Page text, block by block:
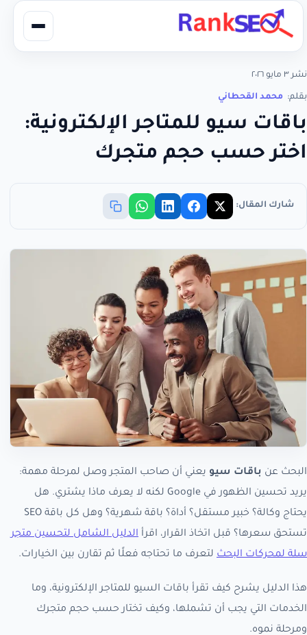
نشر ٣ مايو ٢٠٢٦
بقلم: محمد القحطاني
باقات سيو للمتاجر الإلكترونية:
اختر حسب حجم متجرك
شارك المقال:
البحث عن باقات سيو يعني أن صاحب المتجر وصل لمرحلة مهمة:
يريد تحسين الظهور في Google لكنه لا يعرف ماذا يشتري. هل
يحتاج وكالة؟ خبير مستقل؟ أداة؟ باقة شهرية؟ وهل كل باقة SEO
تستحق سعرها؟ قبل اتخاذ القرار، اقرأ الدليل الشامل لتحسين متجر
سلة لمحركات البحث لتعرف ما تحتاجه فعلًا ثم تقارن بين الخيارات.
هذا الدليل يشرح كيف تقرأ باقات السيو للمتاجر الإلكترونية، وما
الخدمات التي يجب أن تشملها، وكيف تختار حسب حجم متجرك
ومرحلة نموه.